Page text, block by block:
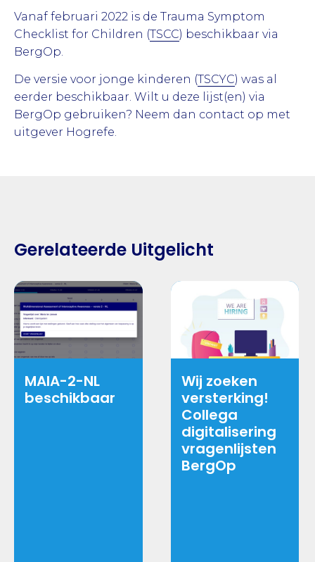
Vanaf februari 2022 is de Trauma Symptom
Checklist for Children (TSCC) beschikbaar via
BergOp.
De versie voor jonge kinderen (TSCYC) was al
eerder beschikbaar. Wilt u deze lijst(en) via
BergOp gebruiken? Neem dan contact op met
uitgever Hogrefe.
Gerelateerde Uitgelicht
MAIA-2-NL
beschikbaar
Wij zoeken
versterking!
Collega
digitalisering
vragenlijsten
BergOp